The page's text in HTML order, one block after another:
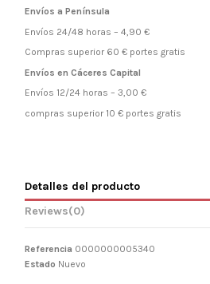
Envíos a Península
Envíos 24/48 horas – 4,90 €
Compras superior 60 € portes gratis
Envíos en Cáceres Capital
Envíos 12/24 horas – 3,00 €
compras superior 10 € portes gratis
Detalles del producto
Reviews(0)
Referencia 0000000005340
Estado Nuevo